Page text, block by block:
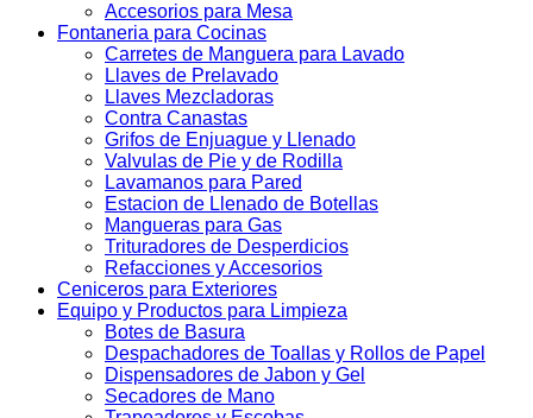
Accesorios para Mesa
Fontaneria para Cocinas
Carretes de Manguera para Lavado
Llaves de Prelavado
Llaves Mezcladoras
Contra Canastas
Grifos de Enjuague y Llenado
Valvulas de Pie y de Rodilla
Lavamanos para Pared
Estacion de Llenado de Botellas
Mangueras para Gas
Trituradores de Desperdicios
Refacciones y Accesorios
Ceniceros para Exteriores
Equipo y Productos para Limpieza
Botes de Basura
Despachadores de Toallas y Rollos de Papel
Dispensadores de Jabon y Gel
Secadores de Mano